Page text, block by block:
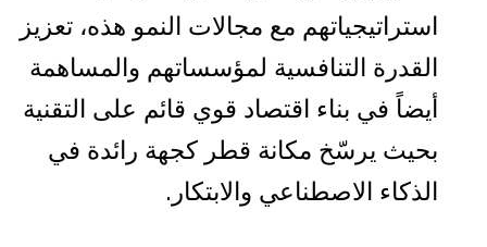
استراتيجياتهم مع مجالات النمو هذه، تعزيز
القدرة التنافسية لمؤسساتهم والمساهمة
أيضاً في بناء اقتصاد قوي قائم على التقنية
بحيث يرسّخ مكانة قطر كجهة رائدة في
الذكاء الاصطناعي والابتكار.